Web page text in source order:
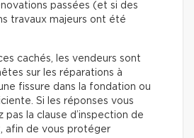
passées (et si des
travaux majeurs ont été
cachés, les vendeurs sont
sur les réparations à
fissure dans la fondation ou
Si les réponses vous
la clause d’inspection de
afin de vous protéger